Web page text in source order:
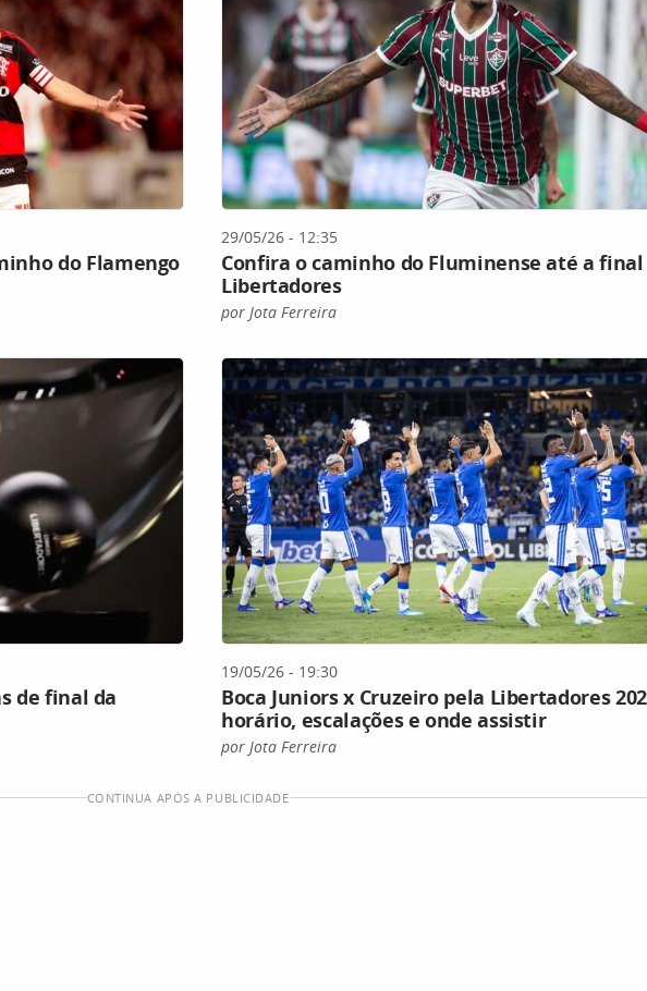
do Flamengo
29/05/26 - 12:35
Confira o caminho do Fluminense até a final
Libertadores
por Jota Ferreira
de final da
19/05/26 - 19:30
Boca Juniors x Cruzeiro pela Libertadores
horário, escalações e onde assistir
por Jota Ferreira
CONTINUA APÓS A PUBLICIDADE